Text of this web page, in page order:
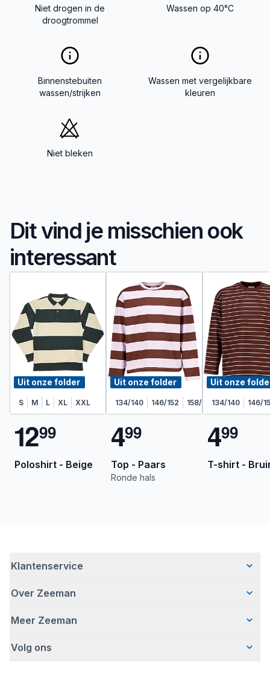
Niet drogen in de
droogtrommel
Wassen op 40°C
Binnenstebuiten
wassen/strijken
Wassen met vergelijkbare
kleuren
Niet bleken
Dit vind je misschien ook
interessant
Uit onze folder
S M L XL XXL
1299
Poloshirt - Beige
Uit onze folder
134/140 146/152 158/164
499
Top - Paars
Ronde hals
Uit onze
134/140 146/
499
T-shirt -
Klantenservice
Veelgestelde vragen
Bezorgen
Retourneren
Over Zeeman
Wie wij zijn
Hoe wij verantwoord ondernemen
Meer Zeeman
Veiligheidswaarschuwing
Volg ons